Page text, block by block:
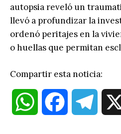
autopsia reveló un
llevó a profundizar la
ordenó peritajes en la
o huellas que permitan
Compartir esta noticia:
W